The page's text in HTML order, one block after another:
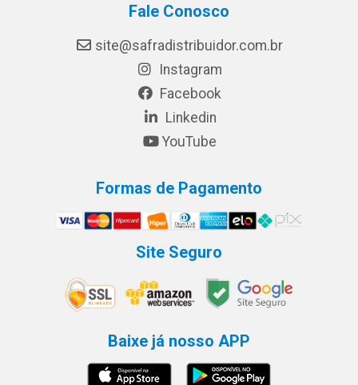
Fale Conosco
site@safradistribuidor.com.br
Instagram
Facebook
Linkedin
YouTube
Formas de Pagamento
Site Seguro
Baixe já nosso APP